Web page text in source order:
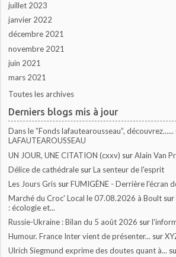
juillet 2023
janvier 2022
décembre 2021
novembre 2021
juin 2021
mars 2021
Toutes les archives
Derniers blogs mis à jour
Dans le ”Fonds lafautearousseau”, découvrez......
LAFAUTEAROUSSEAU
UN JOUR, UNE CITATION (cxxv) surAlain Van
Délice de cathédrale surLa senteur de l'esprit
Les Jours Gris surFUMIGÈNE - Derrière l'écran
Marché du Croc' Local le 07.08.2026 à Boult sur
: écologie et...
Russie-Ukraine : Bilan du 5 août 2026 sur
Humour. France Inter vient de présenter... sur
Ulrich Siegmund exprime des doutes quant à...